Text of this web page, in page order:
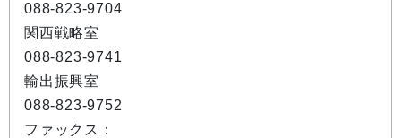
088-823-9704
関西戦略室
088-823-9741
輸出振興室
088-823-9752
ファックス：